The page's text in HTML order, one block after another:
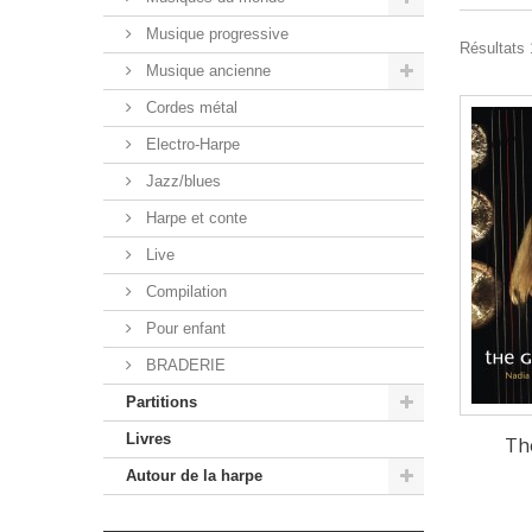
Musique progressive
Musique ancienne
Cordes métal
Electro-Harpe
Jazz/blues
Harpe et conte
Live
Compilation
Pour enfant
BRADERIE
Partitions
Livres
Autour de la harpe
Résultats